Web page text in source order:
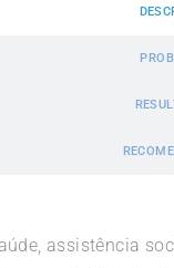
assistência